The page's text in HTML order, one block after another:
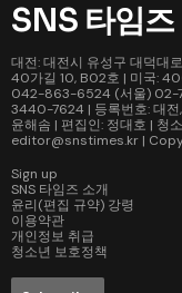
SNS 타임즈
대전: 대전시 유성구 대덕대
40가길 10, B02호 | 미국:
042-863-6524 (서울) 02-
3440-7624 | 등록번호: 대전
윤해솜 | 편집인: 정대호 | 청
editor@snstimes.kr |
Sign up
SNS 타임즈 소개
윤리(편집 규약) 강령
이용약관
개인정보 취급
청소년 보호정책